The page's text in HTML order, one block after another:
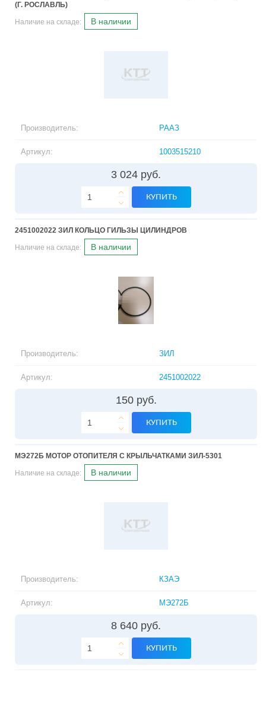
(Г. РОСЛАВЛЬ)
Наличие на складе: В наличии
Производитель: РААЗ
Артикул: 1003515210
3 024 руб.
КУПИТЬ
2451002022 ЗИЛ КОЛЬЦО ГИЛЬЗЫ ЦИЛИНДРОВ
Наличие на складе: В наличии
Производитель: ЗИЛ
Артикул: 2451002022
150 руб.
КУПИТЬ
МЭ272Б МОТОР ОТОПИТЕЛЯ С КРЫЛЬЧАТКАМИ ЗИЛ-5301
Наличие на складе: В наличии
Производитель: КЗАЭ
Артикул: МЭ272Б
8 640 руб.
КУПИТЬ